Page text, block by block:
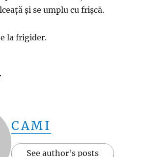
și se umplu cu frișcă.
la frigider.
CAMI
See author's posts